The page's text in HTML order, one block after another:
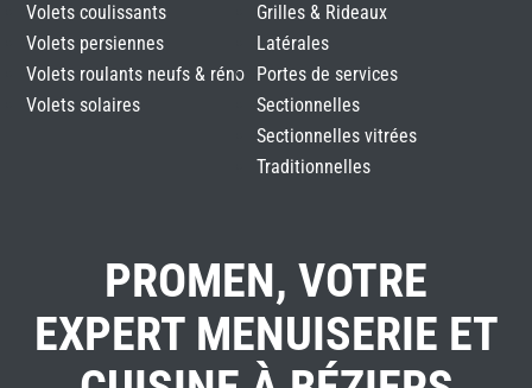
Volets coulissants
Volets persiennes
Volets roulants neufs & réno
Volets solaires
Grilles & Rideaux
Latérales
Portes de services
Sectionnelles
Sectionnelles vitrées
Traditionnelles
PROMEN, VOTRE
EXPERT MENUISERIE ET